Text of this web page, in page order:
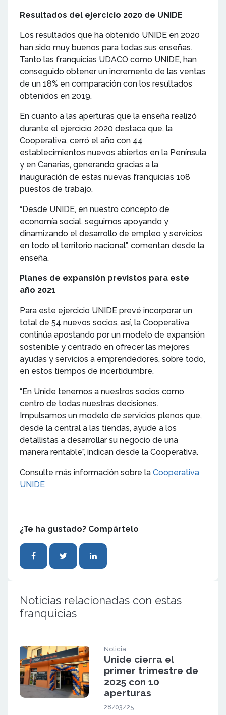
Resultados del ejercicio 2020 de UNIDE
Los resultados que ha obtenido UNIDE en 2020
han sido muy buenos para todas sus enseñas.
Tanto las franquicias UDACO como UNIDE, han
conseguido obtener un incremento de las ventas
de un 18% en comparación con los resultados
obtenidos en 2019.
En cuanto a las aperturas que la enseña realizó
durante el ejercicio 2020 destaca que, la
Cooperativa, cerró el año con 44
establecimientos nuevos abiertos en la Península
y en Canarias, generando gracias a la
inauguración de estas nuevas franquicias 108
puestos de trabajo.
“Desde UNIDE, en nuestro concepto de
economía social, seguimos apoyando y
dinamizando el desarrollo de empleo y servicios
en todo el territorio nacional”, comentan desde la
enseña.
Planes de expansión previstos para este
año 2021
Para este ejercicio UNIDE prevé incorporar un
total de 54 nuevos socios, así, la Cooperativa
continúa apostando por un modelo de expansión
sostenible y centrado en ofrecer las mejores
ayudas y servicios a emprendedores, sobre todo,
en estos tiempos de incertidumbre.
“En Unide tenemos a nuestros socios como
centro de todas nuestras decisiones.
Impulsamos un modelo de servicios plenos que,
desde la central a las tiendas, ayude a los
detallistas a desarrollar su negocio de una
manera rentable”, indican desde la Cooperativa.
Consulte más información sobre la Cooperativa
UNIDE
¿Te ha gustado? Compártelo
Noticias relacionadas con estas
franquicias
Noticia
Unide cierra el
primer trimestre de
2025 con 10
aperturas
28/03/25